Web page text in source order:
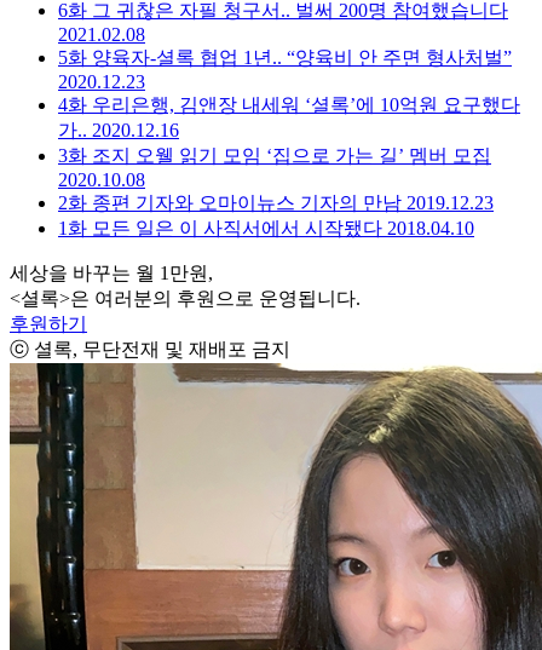
6화 그 귀찮은 자필 청구서.. 벌써 200명 참여했습니다
2021.02.08
5화 양육자-셜록 협업 1년.. “양육비 안 주면 형사처벌”
2020.12.23
4화 우리은행, 김앤장 내세워 ‘셜록’에 10억원 요구했다
가.. 2020.12.16
3화 조지 오웰 읽기 모임 ‘집으로 가는 길’ 멤버 모집
2020.10.08
2화 종편 기자와 오마이뉴스 기자의 만남 2019.12.23
1화 모든 일은 이 사직서에서 시작됐다 2018.04.10
세상을 바꾸는 월 1만원,
<셜록>은 여러분의 후원으로 운영됩니다.
후원하기
ⓒ 셜록, 무단전재 및 재배포 금지